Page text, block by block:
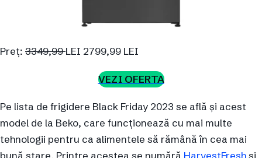
Preț: 3349,99LEI 2799,99 LEI
VEZI OFERTA
Pe lista de frigidere Black Friday 2023 se află și acest
model de la Beko, care funcționează cu mai multe
tehnologii pentru ca alimentele să rămână în cea mai